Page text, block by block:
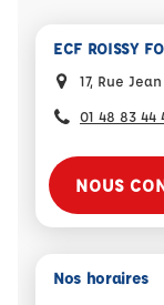
ECF ROISSY
17, Rue
01 48 83 44
NOUS
Nos horaires